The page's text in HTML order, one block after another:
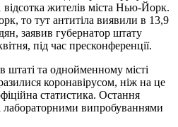
жителів міста Нью-Йорк.
то тут антитіла виявили в 13,9
заявив губернатор штату
під час пресконференції.
та однойменному місті
коронавірусом, ніж на це
статистика. Остання
лабораторними випробуваннями